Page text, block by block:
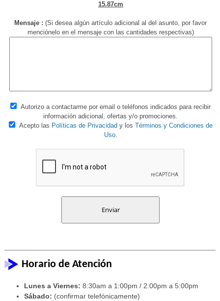
15.87cm
Mensaje : (Si desea algún artículo adicional al del asunto, por favor
menciónelo en el mensaje con las cantidades respectivas)
Autorizo a contactarme por email o teléfonos indicados para recibir
información adicional, ofertas y/o promociones.
Acepto las Políticas de Privacidad y los Términos y Condiciones de
Uso.
Horario de Atención
Lunes a Viernes: 8:30am a 1:00pm / 2:00pm a 5:00pm
Sábado: (confirmar telefónicamente)